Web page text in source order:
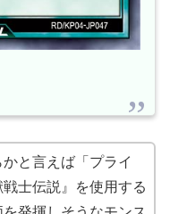
と言えば「プライ
士伝説』を使用する